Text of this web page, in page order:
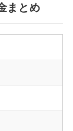
まとめ